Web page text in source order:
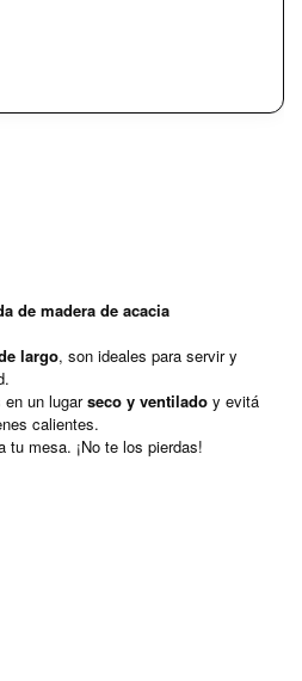
de madera de acacia
largo, son ideales para servir y
en un lugarseco y ventilado y evitá
calientes.
tu mesa. ¡No te los pierdas!